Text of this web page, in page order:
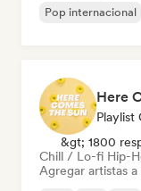
Pop internacional
Here
Playlist
&gt; 1800
Chill / Lo-fi Hip-
Agregar artistas